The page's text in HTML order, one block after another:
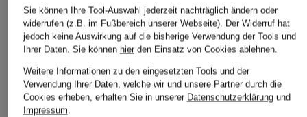
99,90 €
Cordhose MILEY S
69,99 €
Ursprünglich:99,95 €
99,95 €
Sie können Ihre Tool-Auswahl jederzeit nachträglich ändern oder
widerrufen (z.B. im Fußbereich unserer Webseite). Der Widerruf hat
jedoch keine Auswirkung auf die bisherige Verwendung der Tools und
Ihrer Daten. Sie können hierden Einsatz von Cookies ablehnen.
Weitere Informationen zu den eingesetzten Tools und der
Verwendung Ihrer Daten, welche wir und unsere Partner durch die
Cookies erheben, erhalten Sie in unserer Datenschutzerklärungund
Impressum.